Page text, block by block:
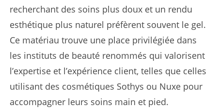
recherchant des soins plus doux et un rendu
esthétique plus naturel préfèrent souvent le gel.
Ce matériau trouve une place privilégiée dans
les instituts de beauté renommés qui valorisent
l’expertise et l’expérience client, telles que celles
utilisant des cosmétiques Sothys ou Nuxe pour
accompagner leurs soins main et pied.